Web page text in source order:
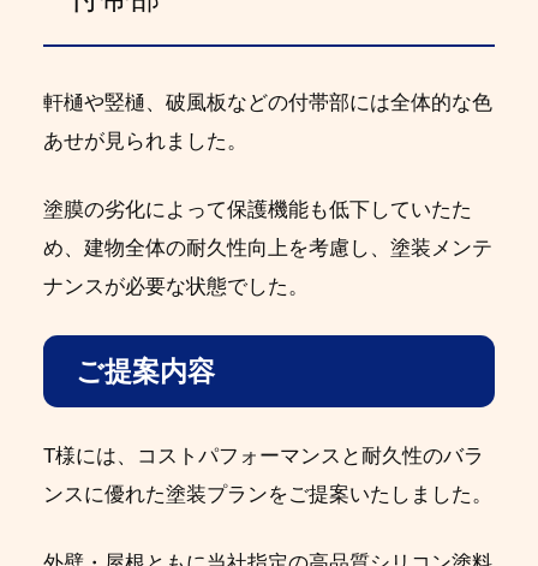
軒樋や竪樋、破風板などの付帯部には全体的な色
あせが見られました。
塗膜の劣化によって保護機能も低下していたた
め、建物全体の耐久性向上を考慮し、塗装メンテ
ナンスが必要な状態でした。
ご提案内容
T様には、コストパフォーマンスと耐久性のバラ
ンスに優れた塗装プランをご提案いたしました。